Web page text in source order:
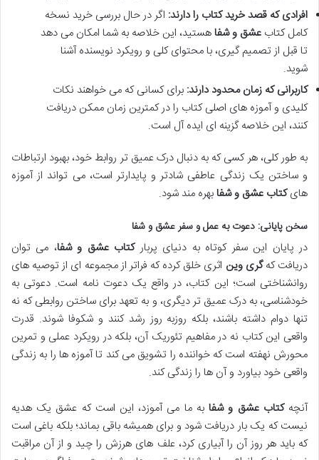
افرادی که قصد خرید کتاب را دارند: اگر در حال بررسی خرید نسخه
کامل کتاب عشق و شفاهستید، این خلاصه به شما امکان می دهد
تا قبل از تصمیم گیری، با محتوای کلی و رویکرد نویسنده آشنا
شوید.
کاربرانی که زمان محدود دارند: برای کسانی که می خواهند نکات
کلیدی و آموزه های اصلی کتاب را در کمترین زمان ممکن دریافت
کنند، این خلاصه گزینه ای ایده آل است.
به طور کلی، هر کسی که به دنبال درک عمیق تر روابط خود، بهبود ارتباطات
و ساختن یک زندگی عاطفی شادتر و پایدارتر است، می تواند از آموزه
هایکتاب عشق و شفابهره مند شود.
سخن پایانی: دعوت به عمل و سفرعشق و شفا
در پایان این سفر کوتاه به دنیای پربارکتاب عشق و شفا، می توان
دریافت کهگری وین اثری خلق کرده که فراتر از مجموعه ای از توصیه های
روانشناختی است؛ این کتاب، در واقع یک دعوت نامه است. دعوتی به
خودشناسی، به درک عمیق تر دیگری، و به تعهد برای ساختن روابطی که نه
تنها دوام داشته باشند، بلکه روزبه روز رشد کنند و شکوفا شوند. قدرت
واقعی این کتاب نه در مفاهیم تئوریک آن، بلکه در رویکرد عملی و تمرین
محورش نهفته است که خواننده را تشویق می کند تا آموزه ها را به زندگی
واقعی خود بیاورد و آن ها را زندگی کند.
آنچهکتاب عشق و شفابه ما می آموزد، این است که عشق یک هدیه
نیست که یک بار دریافت شود و برای همیشه باقی بماند؛ بلکه باغی است
که باید هر روز آن را آبیاری کرد، علف های هرزش را چید و از آن مراقبت